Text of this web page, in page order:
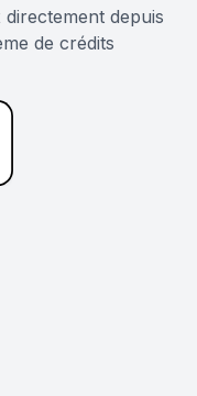
depuis
de crédits